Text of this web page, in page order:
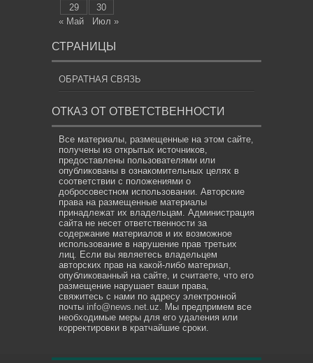
29
30
« Май
Июл »
СТРАНИЦЫ
ОБРАТНАЯ СВЯЗЬ
ОТКАЗ ОТ ОТВЕТСТВЕННОСТИ
Все материалы, размещенные на этом сайте,
получены из открытых источников,
предоставлены пользователями или
опубликованы в ознакомительных целях в
соответствии с положениями о
добросовестном использовании. Авторские
права на размещенные материалы
принадлежат их владельцам. Администрация
сайта не несет ответственности за
содержание материалов и их возможное
использование в нарушение прав третьих
лиц. Если вы являетесь владельцем
авторских прав на какой-либо материал,
опубликованный на сайте, и считаете, что его
размещение нарушает ваши права,
свяжитесь с нами по адресу электронной
почты info@news.net.uz. Мы предпримем все
необходимые меры для его удаления или
корректировки в кратчайшие сроки.